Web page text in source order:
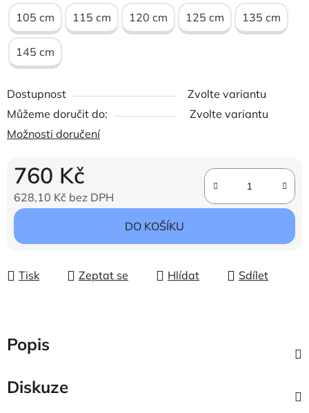
105 cm 115 cm 120 cm 125 cm 135 cm
145 cm
Dostupnost
Zvolte variantu
Můžeme doručit do:
Zvolte variantu
Možnosti doručení
760 Kč
628,10 Kč bez DPH
Měrná cena:
DO KOŠÍKU
Tisk Zeptat se Hlídat Sdílet
Popis
Diskuze